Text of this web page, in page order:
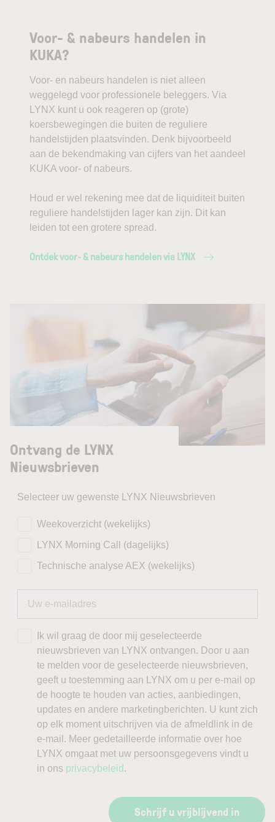
Voor- & nabeurs handelen in
KUKA?
Voor- en nabeurs handelen is niet alleen
weggelegd voor professionele beleggers. Via
LYNX kunt u ook reageren op (grote)
koersbewegingen die buiten de reguliere
handelstijden plaatsvinden. Denk bijvoorbeeld
aan de bekendmaking van cijfers van het aandeel
KUKA voor- of nabeurs.
Houd er wel rekening mee dat de liquiditeit buiten
reguliere handelstijden lager kan zijn. Dit kan
leiden tot een grotere spread.
Ontdek voor- & nabeurs handelen via LYNX
Ontvang de LYNX
Nieuwsbrieven
Selecteer uw gewenste LYNX Nieuwsbrieven
Weekoverzicht (wekelijks)
LYNX Morning Call (dagelijks)
Technische analyse AEX (wekelijks)
Ik wil graag de door mij geselecteerde
nieuwsbrieven van LYNX ontvangen. Door u aan
te melden voor de geselecteerde nieuwsbrieven,
geeft u toestemming aan LYNX om u per e-mail op
de hoogte te houden van acties, aanbiedingen,
updates en andere marketingberichten. U kunt zich
op elk moment uitschrijven via de afmeldlink in de
e-mail. Meer gedetailleerde informatie over hoe
LYNX omgaat met uw persoonsgegevens vindt u
in ons privacybeleid .
Schrijf u vrijblijvend in